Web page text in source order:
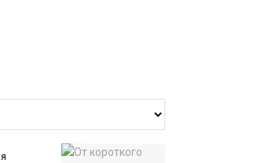
Путорана
систему
за вечной